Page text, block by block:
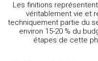
Les finitions
véritablement vie et
techniquement partie du
environ 15-20 % du
étapes de cette